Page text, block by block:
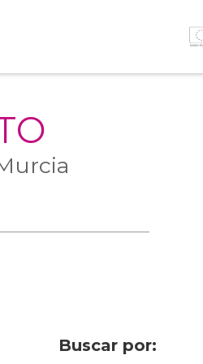
Buscar por: